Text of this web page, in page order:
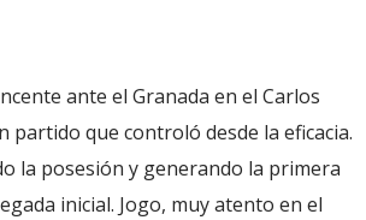
ante el Granada en el Carlos
que controló desde la eficacia.
la posesión y generando la primera
inicial. Jogo, muy atento en el